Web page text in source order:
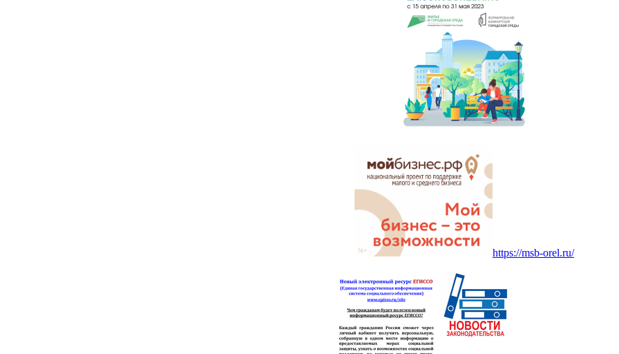
https://msb-orel.ru/